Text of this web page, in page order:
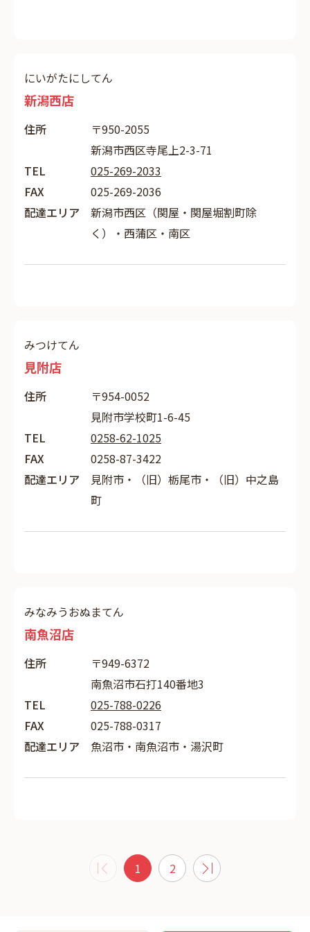
にいがたにしてん
新潟西店
住所
〒950-2055
新潟市西区寺尾上2-3-71
TEL
025-269-2033
FAX
025-269-2036
配達エリア
新潟市西区（関屋・関屋堀割町除
く）・西蒲区・南区
みつけてん
見附店
住所
〒954-0052
見附市学校町1-6-45
TEL
0258-62-1025
FAX
0258-87-3422
配達エリア
見附市・（旧）栃尾市・（旧）中之島
町
みなみうおぬまてん
南魚沼店
住所
〒949-6372
南魚沼市石打140番地3
TEL
025-788-0226
FAX
025-788-0317
配達エリア
魚沼市・南魚沼市・湯沢町
1 2